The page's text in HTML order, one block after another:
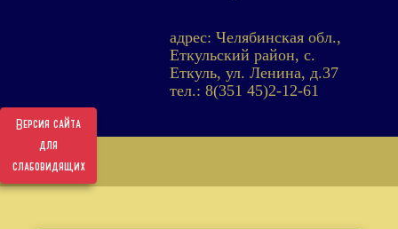
Версия сайта
для
слабовидящих
адрес: Челябинская обл.,
Еткульский район, с.
Еткуль, ул. Ленина, д.37
тел.: 8(351 45)2-12-61